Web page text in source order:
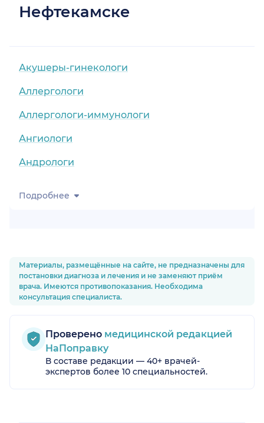
Нефтекамске
Акушеры-гинекологи
Аллергологи
Аллергологи-иммунологи
Ангиологи
Андрологи
Подробнее
Материалы, размещённые на сайте, не предназначены для
постановки диагноза и лечения и не заменяют приём
врача. Имеются противопоказания. Необходима
консультация специалиста.
Проверено медицинской редакцией
НаПоправку
В составе редакции — 40+ врачей-
экспертов более 10 специальностей.